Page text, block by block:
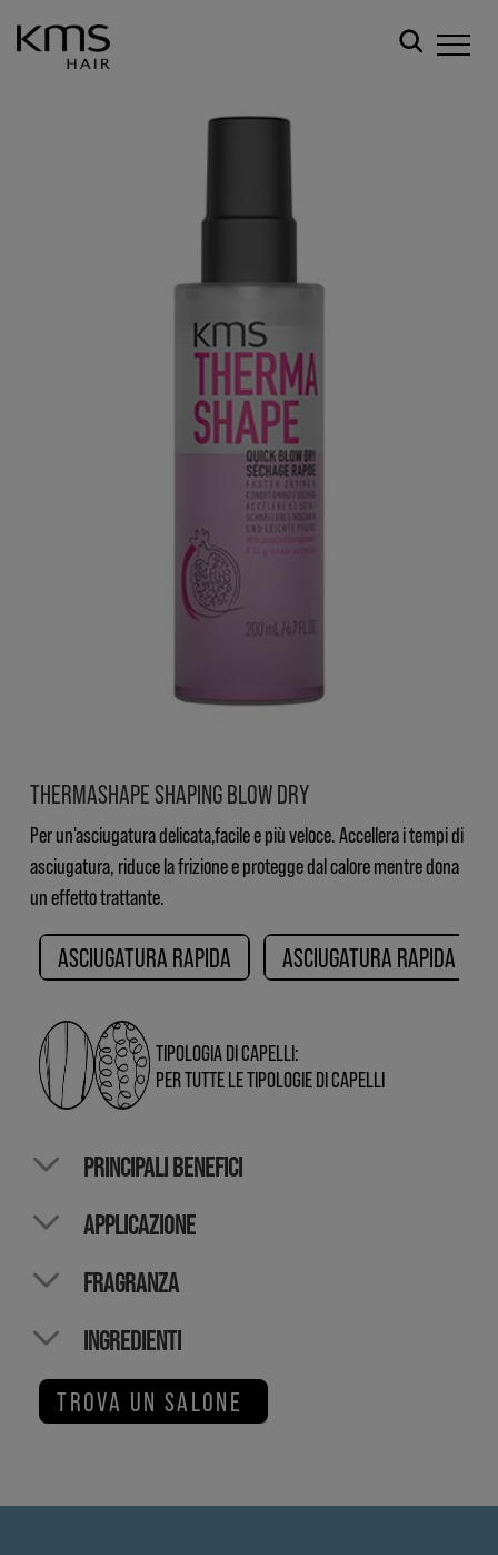
THERMASHAPE SHAPING BLOW DRY
Per un'asciugatura delicata,facile e più veloce. Accellera i tempi di
asciugatura, riduce la frizione e protegge dal calore mentre dona
un effetto trattante.
ASCIUGATURA RAPIDA ASCIUGATURA RAPIDA
TIPOLOGIA DI CAPELLI:
PER TUTTE LE TIPOLOGIE DI CAPELLI
PRINCIPALI BENEFICI
APPLICAZIONE
FRAGRANZA
INGREDIENTI
TROVA UN SALONE